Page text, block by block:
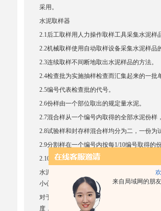
来自局域网的朋
采用。
水泥取样器
2.1后工取样用人力操作取样工具采集水泥样
2.2机械取样使用自动取样设备采集水泥样品
2.3连续取样不间断地取出水泥样品的方法。
2.4检查批为实施抽样检查而汇集起来的一批
2.5编号代表检查批的代号。
2.6份样由一个部位取出的规定量水泥。
2.7混合样从一个编号内取得的全部水泥份样
2.8试验样和封存样混合样均分为二，一份为
2.9分割样在一个编号内按每1/10编号取得的
2.10通用水泥用于一般土木建筑工程的水泥。
水泥取样器取样方法：对进场的袋装水泥，
小心抽出样管，将所取样品放入洁净、干燥
对于散装水泥，当所取水泥深度不超过2m
度，关闭后小心抽出，将所取样品放入洁净